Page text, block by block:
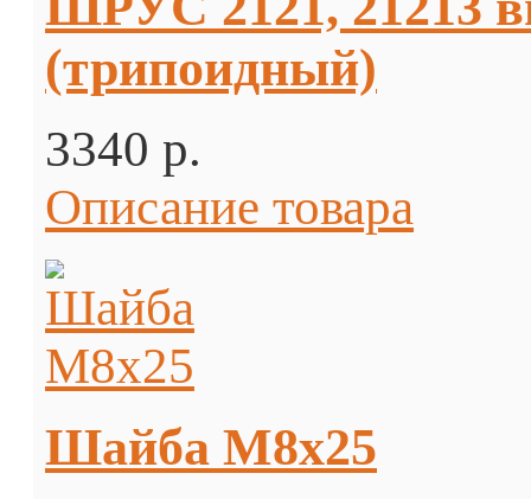
(трипоидный)
3340 p.
Описание товара
Шайба М8х25